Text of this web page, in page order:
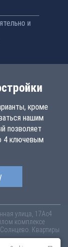
и
кроме
нашим
позволяет
4 ключевым
улица, 17Ас4
комплексе
Квартиры